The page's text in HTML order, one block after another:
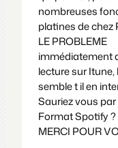
nombreuses
platines de chez
LE PROBLEME
immédiatement
lecture sur
semble t il en
Sauriez vous
Format Spotify
MERCI POUR